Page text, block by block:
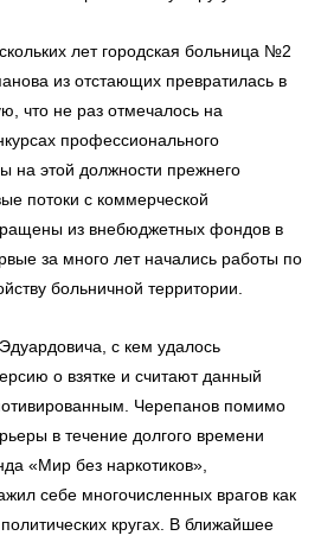
лет городская больница №2
из отстающих превратилась в
что не раз отмечалось на
профессионального
на этой должности прежнего
потоки с коммерческой
из внебюджетных фондов в
за много лет начались работы по
больничной территории.
с кем удалось
о взятке и считают данный
Черепанов помимо
в течение долгого времени
«Мир без наркотиков»,
себе многочисленных врагов как
кругах. В ближайшее